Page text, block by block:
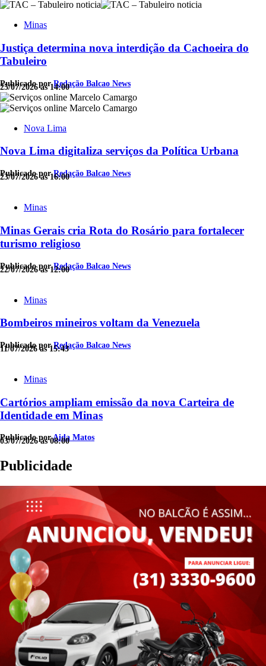
Minas
Justiça determina nova interdição da Cachoeira do
Tabuleiro
Publicado porRedação Balcao News
25/07/2026 às 14:00
Nova Lima
Nova Lima digitaliza serviços da Política Urbana
Publicado porRedação Balcao News
23/07/2026 às 16:00
Minas
Minas Gerais cria Rota do Rosário para fortalecer
turismo religioso
Publicado porRedação Balcao News
22/07/2026 às 12:00
Minas
Bombeiros mineiros voltam da Venezuela
Publicado porRedação Balcao News
11/07/2026 às 15:43
Minas
Cartórios ampliam emissão da nova Carteira de
Identidade em Minas
Publicado porAida Matos
03/07/2026 às 08:00
Publicidade